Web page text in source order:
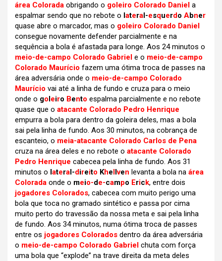
área Colorada obrigando o goleiro Colorado Daniel a
espalmar sendo que no rebote o lateral-esquerdo Abner
quase abre o marcador, mas o goleiro Colorado Daniel
consegue novamente defender parcialmente e na
sequência a bola é afastada para longe. Aos 24 minutos o
meio-de-campo Colorado Gabriel e o meio-de-campo
Colorado Maurício fazem uma ótima troca de passes na
área adversária onde o meio-de-campo Colorado
Maurício vai até a linha de fundo e cruza para o meio
onde o goleiro Bento espalma parcialmente e no rebote
quase que o atacante Colorado Pedro Henrique
empurra a bola para dentro da goleira deles, mas a bola
sai pela linha de fundo. Aos 30 minutos, na cobrança de
escanteio, o meia-atacante Colorado Carlos de Pena
cruza na área deles e no rebote o atacante Colorado
Pedro Henrique cabecea pela linha de fundo. Aos 31
minutos o lateral-direito Khellven levanta a bola na área
Colorada onde o meio-de-campo Erick, entre dois
jogadores Colorados, cabecea com muito perigo uma
bola que toca no gramado sintético e passa por cima
muito perto do travessão da nossa meta e sai pela linha
de fundo. Aos 34 minutos, numa ótima troca de passes
entre os jogadores Colorados dentro da área adversária
o meio-de-campo Colorado Gabriel chuta com força
uma bola que “explode” na trave direita da meta deles